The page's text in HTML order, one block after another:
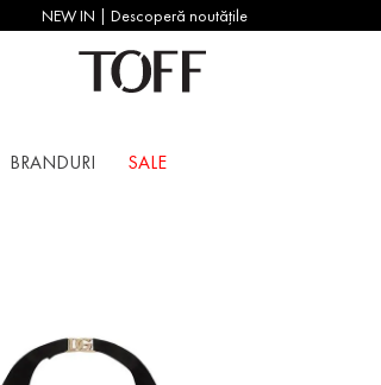
NEW IN | Descoperă noutățile
BRANDURI SALE